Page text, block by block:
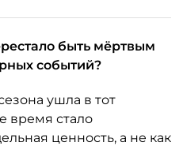
быть мёртвым
событий?
ушла в тот
время стало
ценность, а не как